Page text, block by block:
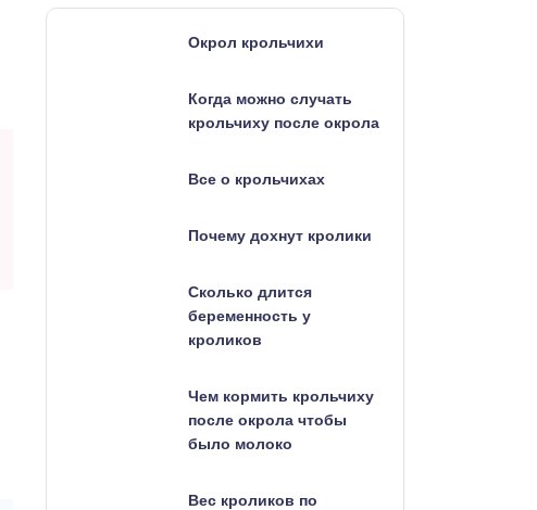
Окрол крольчихи
Когда можно случать
крольчиху после окрола
Все о крольчихах
Почему дохнут кролики
Сколько длится
беременность у
кроликов
Чем кормить крольчиху
после окрола чтобы
было молоко
Вес кроликов по